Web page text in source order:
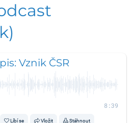
Vznik ČSR
8:39
Líbí se Vložit Stáhnout